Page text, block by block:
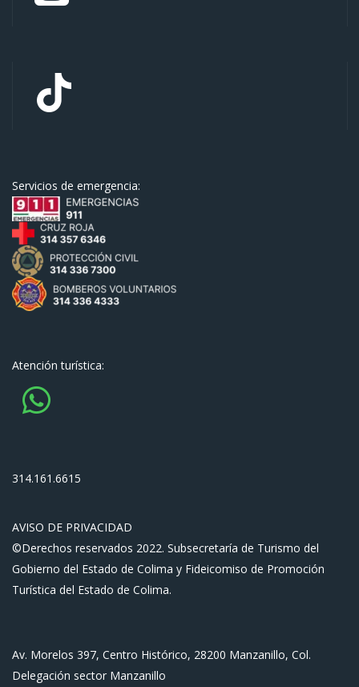
Servicios de emergencia:
Atención turística:
314.161.6615
AVISO DE PRIVACIDAD
©Derechos reservados 2022. Subsecretaría de Turismo del
Gobierno del Estado de Colima y Fideicomiso de Promoción
Turística del Estado de Colima.
Av. Morelos 397, Centro Histórico, 28200 Manzanillo, Col.
Delegación sector Manzanillo